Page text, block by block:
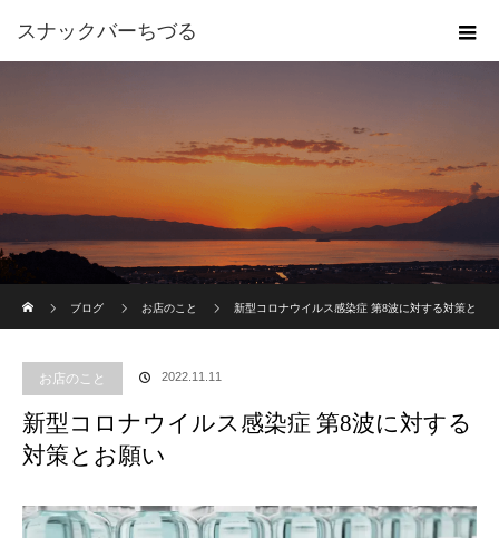
スナックバーちづる
ブログ
お店のこと 新型コロナウイルス感染症 第8波に対する対策と
お店のこと 2022.11.11
新型コロナウイルス感染症 第8波に対する
対策とお願い